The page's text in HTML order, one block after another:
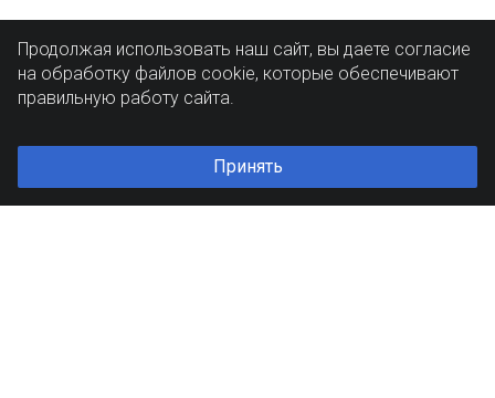
Продолжая использовать наш сайт, вы даете согласие
на обработку файлов cookie, которые обеспечивают
правильную работу сайта.
Принять